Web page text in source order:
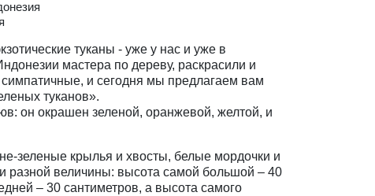
туканы - уже у нас и уже в
мастера по дереву, раскрасили и
и сегодня мы предлагаем вам
туканов».
он окрашен зеленой, оранжевой, желтой, и
зеленые крылья и хвосты, белые мордочки и
разной величины: высота самой большой – 40
– 30 сантиметров, а высота самого